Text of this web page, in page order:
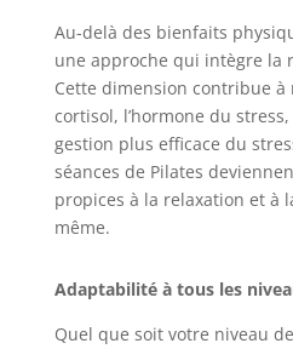
Au-delà des bienfaits
une approche qui intègre la
Cette dimension contribue
cortisol, l’hormone du
gestion plus efficace du
séances de Pilates
propices à la relaxation et à
même.
Adaptabilité à tous les
Quel que soit votre niveau